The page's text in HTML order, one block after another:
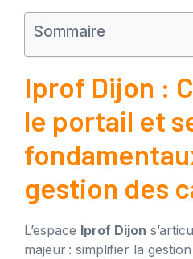
Sommaire
Iprof Dijon :
le portail et
gestion des
L’espace Iprof Dijon
majeur : simplifier la